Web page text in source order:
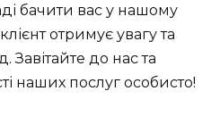
бачити вас у нашому
отримує увагу та
Завітайте до нас та
наших послуг особисто!